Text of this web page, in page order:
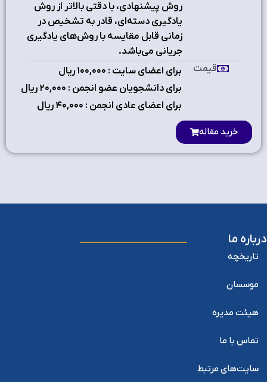
روش پیشنهادی، با دقتی بالاتر از روش
یادگیری دسته‌ای، قادر به تشخیص در
زمانی قابل مقایسه با روش‌های یادگیری
جریانی می‌باشد.
برای اعضای سایت : ۱٠٠,٠٠٠ ریال
برای دانشجویان عضو انجمن : ۲٠,٠٠٠ ریال
برای اعضای عادی انجمن : ۴٠,٠٠٠ ریال
قیمت
خرید مقاله
درباره ما
تاریخچه
موسسان
هیئت مدیره
تماس با ما
سایت‌های مرتبط